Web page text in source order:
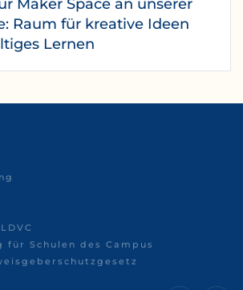
Maker Space an unserer
Raum für kreative Ideen
Lernen
Schulen des Campus